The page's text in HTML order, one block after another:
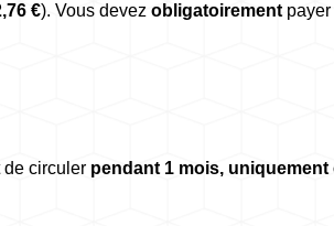
€). Vous devez obligatoirement
de circuler pendant 1 mois, uniquement